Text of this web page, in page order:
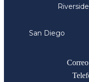
Riverside
San Diego